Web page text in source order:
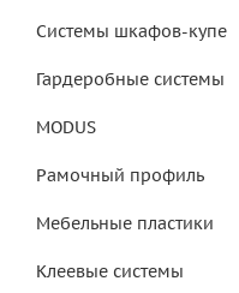
Системы шкафов-купе
Гардеробные системы
MODUS
Рамочный профиль
Мебельные пластики
Клеевые системы